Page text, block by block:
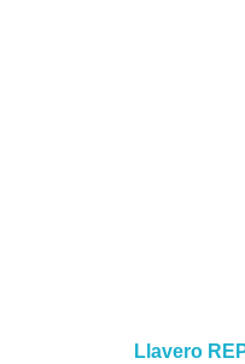
Llavero